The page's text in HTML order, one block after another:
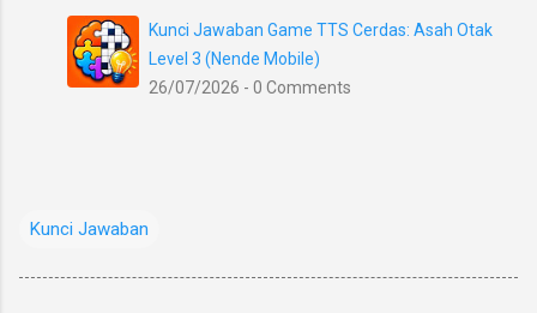
Kunci Jawaban Game TTS Cerdas: Asah Otak
Level 3 (Nende Mobile)
26/07/2026 - 0 Comments
Kunci Jawaban